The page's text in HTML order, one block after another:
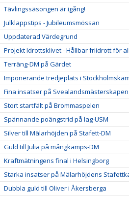
Tävlingssäsongen är igång!
Julklappstips - Jubileumsmössan
Uppdaterad Värdegrund
Projekt Idrottsklivet - Hållbar friidrott för
Terräng-DM på Gärdet
Imponerande tredjeplats i
Fina insatser på Svealandsmästerskapen
Stort startfält på Brommaspelen
Spännande poängstrid på lag-USM
Silver till Mälarhöjden på Stafett-DM
Guld till Julia på mångkamps-DM
Kraftmätningens final i Helsingborg
Starka insatser på Mälarhöjdens
Dubbla guld till Oliver i Åkersberga